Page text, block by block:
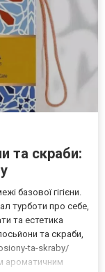
та скраби:
базової гігієни.
турботи про себе,
та естетика
та скраби,
ta-skraby/
ароматичним